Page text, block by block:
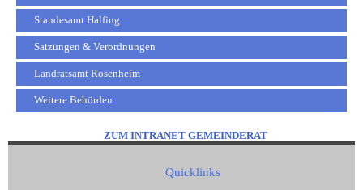
Standesamt Halfing
Satzungen & Verordnungen
Landratsamt Rosenheim
Weitere Behörden
ZUM INTRANET GEMEINDERAT
Quicklinks